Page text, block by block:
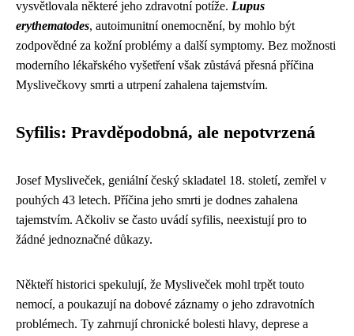
vysvětlovala některé jeho zdravotní potíže. Lupus
erythematodes, autoimunitní onemocnění, by mohlo být
zodpovědné za kožní problémy a další symptomy. Bez možnosti
moderního lékařského vyšetření však zůstává přesná příčina
Myslivečkovy smrti a utrpení zahalena tajemstvím.
Syfilis: Pravděpodobná, ale nepotvrzená
Josef Mysliveček, geniální český skladatel 18. století, zemřel v
pouhých 43 letech. Příčina jeho smrti je dodnes zahalena
tajemstvím. Ačkoliv se často uvádí syfilis, neexistují pro to
žádné jednoznačné důkazy.
Někteří historici spekulují, že Mysliveček mohl trpět touto
nemocí, a poukazují na dobové záznamy o jeho zdravotních
problémech. Ty zahrnují chronické bolesti hlavy, deprese a